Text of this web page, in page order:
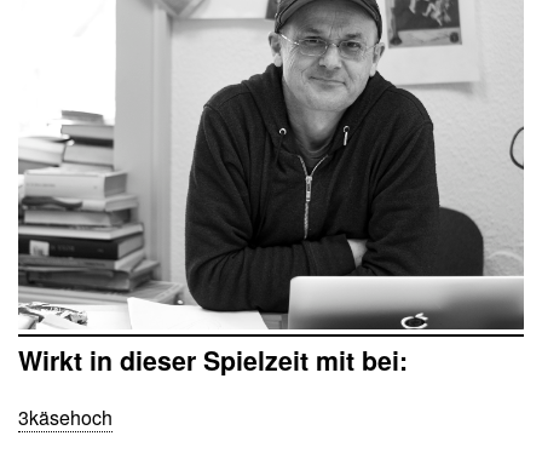
Wirkt in dieser Spielzeit mit bei:
3käsehoch